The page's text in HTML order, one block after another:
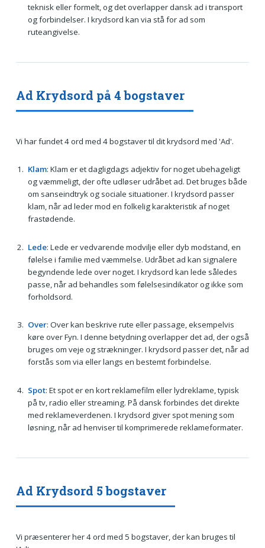
teknisk eller formelt, og det overlapper dansk ad i transport
og forbindelser. I krydsord kan via stå for ad som
ruteangivelse.
Ad Krydsord på 4 bogstaver
Vi har fundet 4 ord med 4 bogstaver til dit krydsord med 'Ad'.
Klam: Klam er et dagligdags adjektiv for noget ubehageligt
og væmmeligt, der ofte udløser udråbet ad. Det bruges både
om sanseindtryk og sociale situationer. I krydsord passer
klam, når ad leder mod en folkelig karakteristik af noget
frastødende.
Lede: Lede er vedvarende modvilje eller dyb modstand, en
følelse i familie med væmmelse. Udråbet ad kan signalere
begyndende lede over noget. I krydsord kan lede således
passe, når ad behandles som følelsesindikator og ikke som
forholdsord.
Over: Over kan beskrive rute eller passage, eksempelvis
køre over Fyn. I denne betydning overlapper det ad, der også
bruges om veje og strækninger. I krydsord passer det, når ad
forstås som via eller langs en bestemt forbindelse.
Spot: Et spot er en kort reklamefilm eller lydreklame, typisk
på tv, radio eller streaming. På dansk forbindes det direkte
med reklameverdenen. I krydsord giver spot mening som
løsning, når ad henviser til komprimerede reklameformater.
Ad Krydsord 5 bogstaver
Vi præsenterer her 4 ord med 5 bogstaver, der kan bruges til